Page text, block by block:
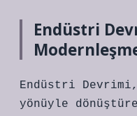
Endüstri
Endüstri
yönüyle